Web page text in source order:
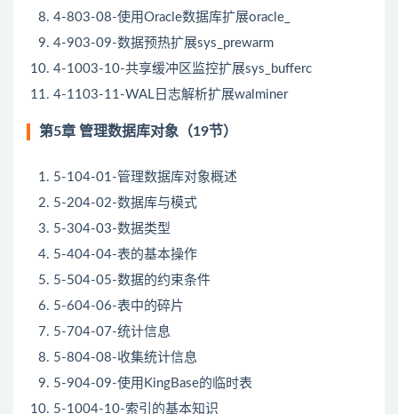
4-803-08-使用Oracle数据库扩展oracle_
4-903-09-数据预热扩展sys_prewarm
4-1003-10-共享缓冲区监控扩展sys_bufferc
4-1103-11-WAL日志解析扩展walminer
第5章 管理数据库对象（19节）
5-104-01-管理数据库对象概述
5-204-02-数据库与模式
5-304-03-数据类型
5-404-04-表的基本操作
5-504-05-数据的约束条件
5-604-06-表中的碎片
5-704-07-统计信息
5-804-08-收集统计信息
5-904-09-使用KingBase的临时表
5-1004-10-索引的基本知识